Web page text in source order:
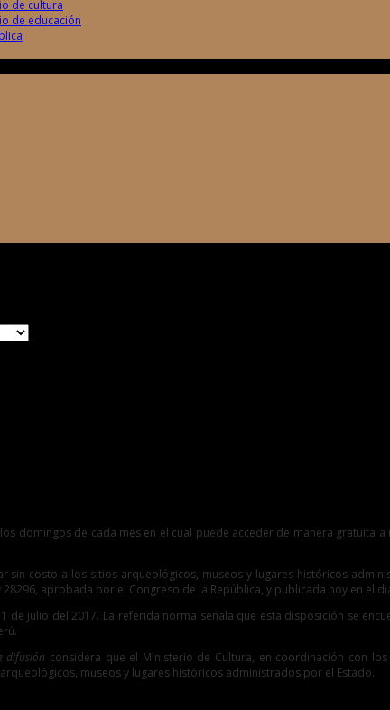
de cultura
de educación
domingos de cada mes en el cual puede acceder de manera
sin costo a los sitios arqueológicos, museos y lugares históricos
aprobada por el Congreso de la República, y publicada hoy en el
de julio del 2017. La referida norma señala que esta disposición se
difusión considera que el Ministerio de Cultura, en coordinación con
museos y lugares históricos administrados por el Estado.